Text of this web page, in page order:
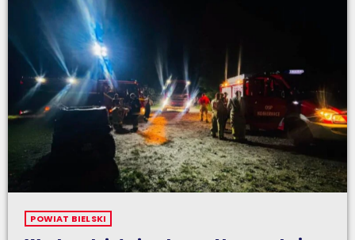
POWIAT BIELSKI